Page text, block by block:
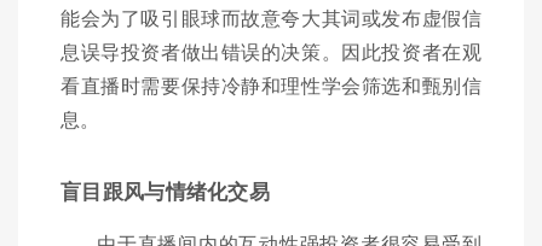
能会为了吸引眼球而故意夸大其词或发布虚假信
息误导投资者做出错误的决策。因此投资者在观
看直播时需要保持冷静和理性学会筛选和甄别信
息。
盲目跟风与情绪化交易